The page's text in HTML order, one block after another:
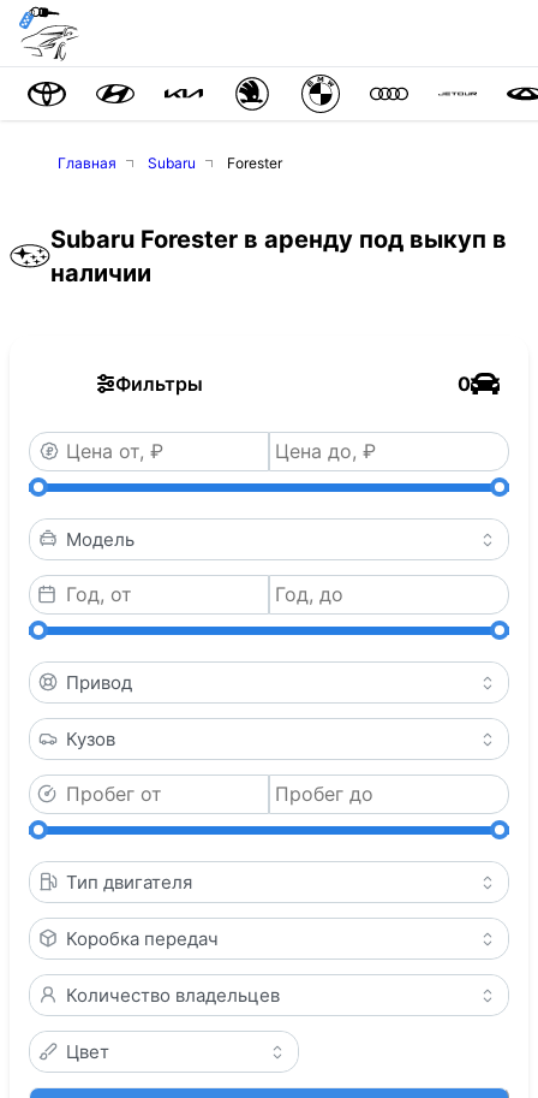
Главная Subaru Forester
Subaru Forester в аренду под выкуп в
наличии
Фильтры 0
Модель
Привод
Кузов
Тип двигателя
Коробка передач
Количество владельцев
Цвет